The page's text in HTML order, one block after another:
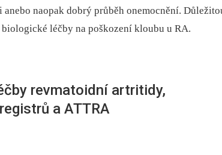
naopak dobrý průběh onemocnění.
léčby na poškození kloubu u RA.
revmatoidní artritidy,
a ATTRA